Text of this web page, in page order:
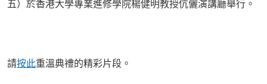
五）於香港大學專業進修學院楊健明教授伉儷演講廳舉行。
請按此重溫典禮的精彩片段。